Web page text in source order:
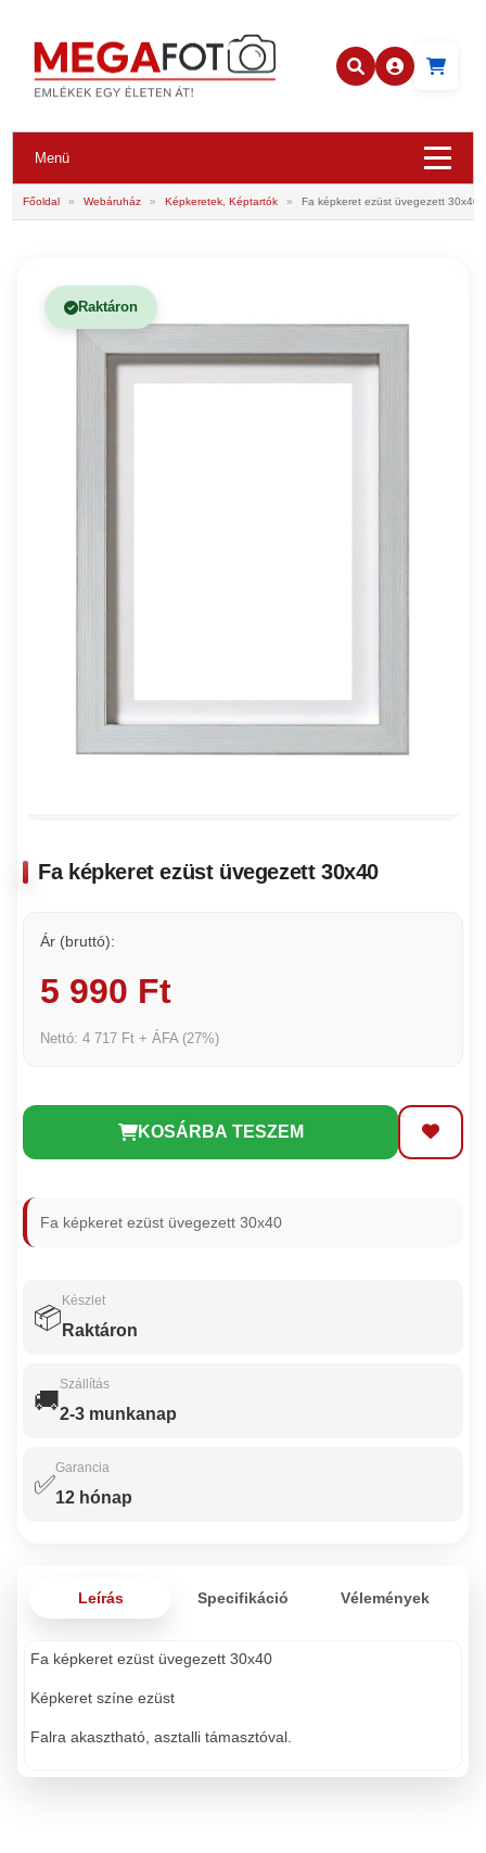
Menü
Főoldal » Webáruház » Képkeretek, Képtartók » Fa képkeret ezüst üvegezett 30x40
Raktáron
Fa képkeret ezüst üvegezett 30x40
Ár (bruttó):
5 990 Ft
Nettó: 4 717 Ft + ÁFA (27%)
KOSÁRBA TESZEM
Fa képkeret ezüst üvegezett 30x40
📦
Készlet
Raktáron
🚚
Szállítás
2-3 munkanap
✅
Garancia
12 hónap
Leírás Specifikáció Vélemények
Fa képkeret ezüst üvegezett 30x40
Képkeret színe ezüst
Falra akasztható, asztalli támasztóval.